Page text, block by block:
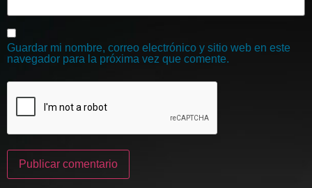
Guardar mi nombre, correo electrónico y sitio web en este
navegador para la próxima vez que comente.